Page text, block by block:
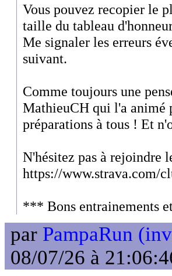
Vous pouvez recopier le
taille du tableau
Me signaler les erreurs
suivant.
Comme toujours une
MathieuCH qui l'a animé
préparations à tous ! Et
N'hésitez pas à rejoindre
https://www.strava.com/
*** Bons entrainements
par PampaRun
08/07/26 à